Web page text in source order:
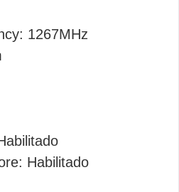
1267MHz
Habilitado